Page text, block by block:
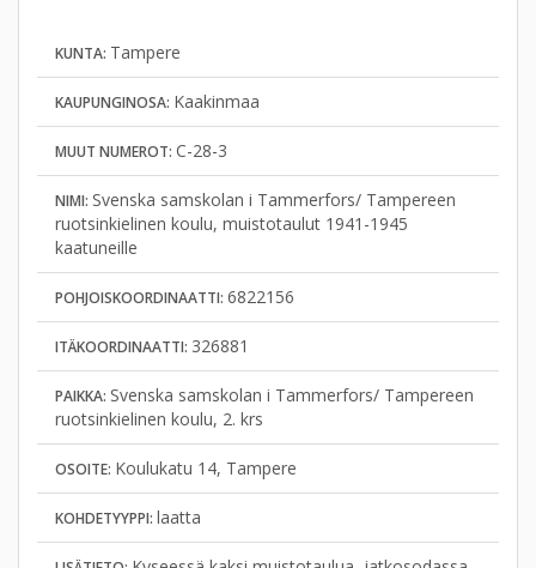
KUNTA: Tampere
KAUPUNGINOSA: Kaakinmaa
MUUT NUMEROT: C-28-3
NIMI: Svenska samskolan i Tammerfors/ Tampereen
ruotsinkielinen koulu, muistotaulut 1941-1945
kaatuneille
POHJOISKOORDINAATTI: 6822156
ITÄKOORDINAATTI: 326881
PAIKKA: Svenska samskolan i Tammerfors/ Tampereen
ruotsinkielinen koulu, 2. krs
OSOITE: Koulukatu 14, Tampere
KOHDETYYPPI: laatta